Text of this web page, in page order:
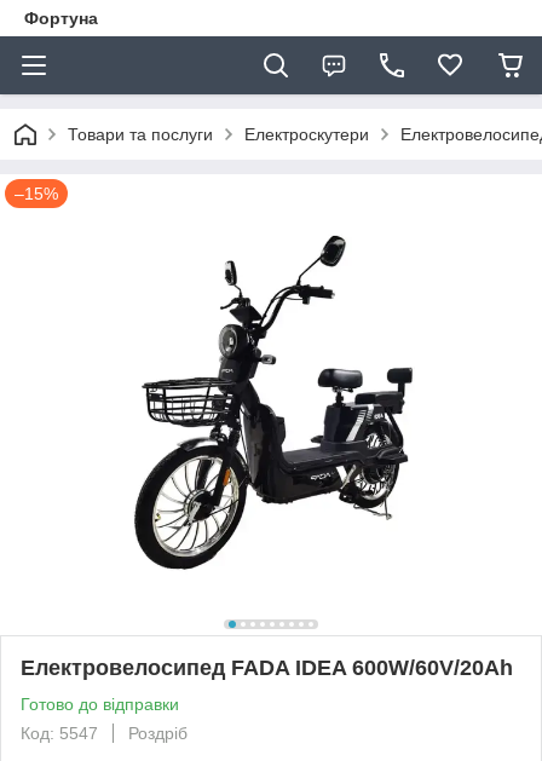
Фортуна
Товари та послуги Електроскутери
–15%
Електровелосипед FADA IDEA 600W/60V/20Ah
Готово до відправки
Код: 5547
Роздріб